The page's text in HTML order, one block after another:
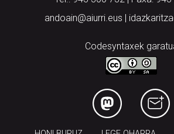
andoain@aiurri.eus |
Codesyntaxek